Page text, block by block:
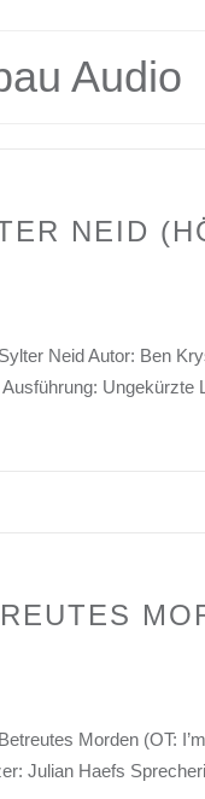
Audio
NEID
Neid Autor: Ben
Ausführung:
Morden (OT:
Julian Haefs